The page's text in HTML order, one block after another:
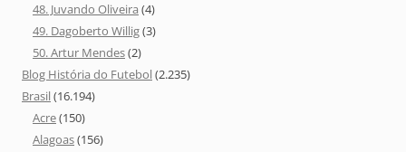
48. Juvando Oliveira (4)
49. Dagoberto Willig(3)
50. Artur Mendes(2)
Blog História do Futebol(2.235)
Brasil(16.194)
Acre(150)
Alagoas(156)